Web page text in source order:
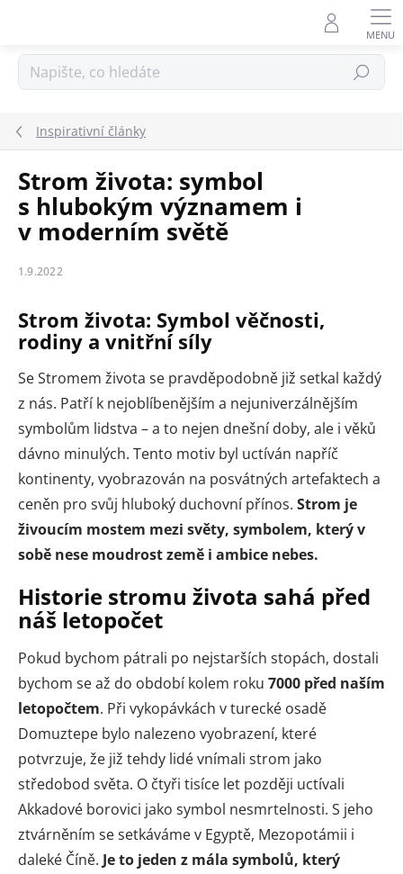
Hledat
Inspirativní články
Strom života: symbol
s hlubokým významem i
v moderním světě
1.9.2022
Strom života: Symbol věčnosti,
rodiny a vnitřní síly
Se Stromem života se pravděpodobně již setkal každý
z nás. Patří k nejoblíbenějším a nejuniverzálnějším
symbolům lidstva – a to nejen dnešní doby, ale i věků
dávno minulých. Tento motiv byl uctíván napříč
kontinenty, vyobrazován na posvátných artefaktech a
ceněn pro svůj hluboký duchovní přínos. Strom je
živoucím mostem mezi světy, symbolem, který v
sobě nese moudrost země i ambice nebes.
Historie stromu života sahá před
náš letopočet
Pokud bychom pátrali po nejstarších stopách, dostali
bychom se až do období kolem roku 7000 před naším
letopočtem. Při vykopávkách v turecké osadě
Domuztepe bylo nalezeno vyobrazení, které
potvrzuje, že již tehdy lidé vnímali strom jako
středobod světa. O čtyři tisíce let později uctívali
Akkadové borovici jako symbol nesmrtelnosti. S jeho
ztvárněním se setkáváme v Egyptě, Mezopotámii i
daleké Číně. Je to jeden z mála symbolů, který